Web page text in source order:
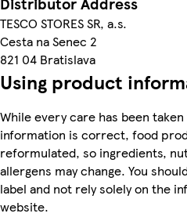
TESCO STORES SR, a.s.
Cesta na Senec 2
821 04 Bratislava
Using product
While every care has been
information is correct, food
reformulated, so ingredients,
allergens may change. You
label and not rely solely on the
website.